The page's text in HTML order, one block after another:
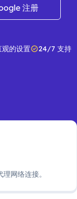
注册
观的设置 24/7 支持
网络连接。